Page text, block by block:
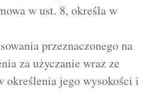
w ust. 8, określa w
przeznaczonego na
za użyczanie wraz ze
określenia jego wysokości i